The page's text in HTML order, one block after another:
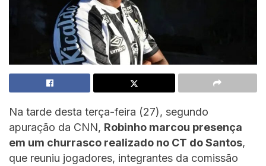
Na tarde desta terça-feira (27), segundo
apuração da CNN, Robinho marcou presença
em um churrasco realizado no CT do Santos,
que reuniu jogadores, integrantes da comissão